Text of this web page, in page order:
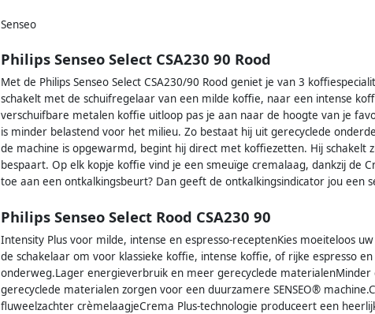
Senseo
Philips Senseo Select CSA230 90 Rood
Met de Philips Senseo Select CSA230/90 Rood geniet je van 3
schakelt met de schuifregelaar van een milde koffie, naar een intense
verschuifbare metalen koffie uitloop pas je aan naar de hoogte van je
is minder belastend voor het milieu. Zo bestaat hij uit gerecyclede
de machine is opgewarmd, begint hij direct met koffiezetten. Hij schakelt
bespaart. Op elk kopje koffie vind je een smeuïge cremalaag, dankzij de
toe aan een ontkalkingsbeurt? Dan geeft de ontkalkingsindicator jou een
Philips Senseo Select Rood CSA230 90
Intensity Plus voor milde, intense en espresso-receptenKies moeiteloos
de schakelaar om voor klassieke koffie, intense koffie, of rijke espresso en
onderweg.Lager energieverbruik en meer gerecyclede
gerecyclede materialen zorgen voor een duurzamere SENSEO®
fluweelzachter crèmelaagjeCrema Plus-technologie produceert een